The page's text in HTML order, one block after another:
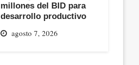
millones del BID para
desarrollo productivo
agosto 7, 2026